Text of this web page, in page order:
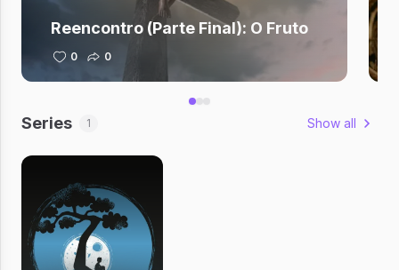
Reencontro (Parte Final): O Fruto
0 0
Series 1 Show all